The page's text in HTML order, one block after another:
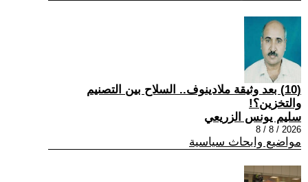
(10) بعد وثيقة ملادينوف.. السلاح بين التصنيم
والتخزين؟!
سليم يونس الزريعي
2026 / 8 / 8
مواضيع وابحاث سياسية